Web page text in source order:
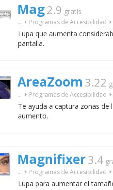
Mag2.9 gratis
... Programas de Accesibilidad
Lupa que aumenta
pantalla.
AreaZoom 3.22
... Programas de Accesibilidad
Te ayuda a captura zonas de
aumento.
Magnifixer3.4
... Programas de Accesibilidad
Lupa para aumentar el